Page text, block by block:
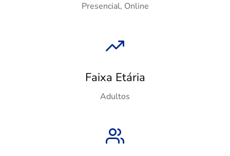
Presencial, Online
Faixa Etária
Adultos